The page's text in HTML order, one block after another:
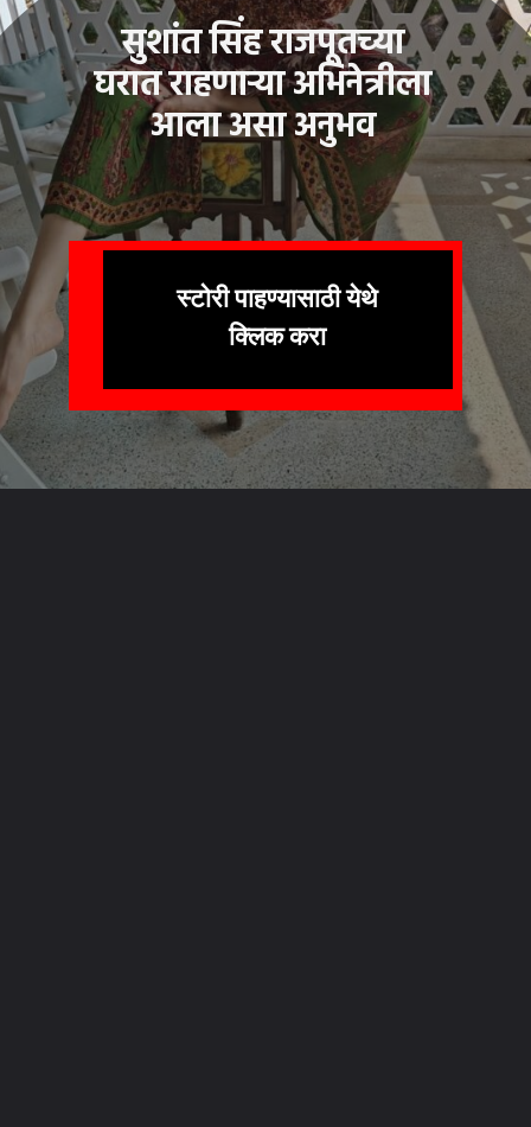
सुशांत सिंह राजपूतच्या
घरात राहणाऱ्या अभिनेत्रीला
आला असा अनुभव
स्टोरी पाहण्यासाठी येथे
क्लिक करा